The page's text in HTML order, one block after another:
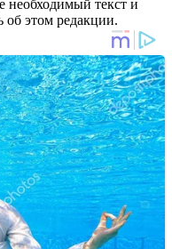
необходимый текст и
этом редакции.